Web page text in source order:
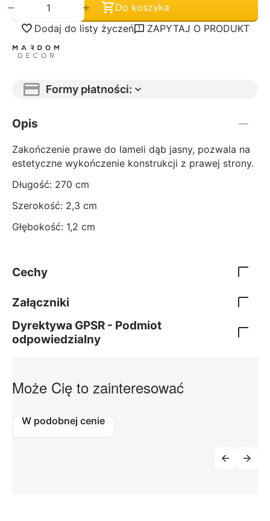
+
−
Do koszyka
Dodaj do listy życzeń
ZAPYTAJ O PRODUKT
Formy płatności:
Opis
Zakończenie prawe do lameli dąb jasny, pozwala na
estetyczne wykończenie konstrukcji z prawej strony.
Długość: 270 cm
Szerokość: 2,3 cm
Głębokość: 1,2 cm
Cechy
Załączniki
Dyrektywa GPSR - Podmiot
odpowiedzialny
Może Cię to zainteresować
W podobnej cenie